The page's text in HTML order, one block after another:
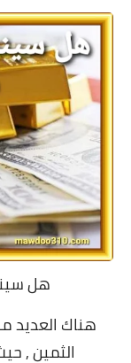
هل
هناك العديد
الثمين ,